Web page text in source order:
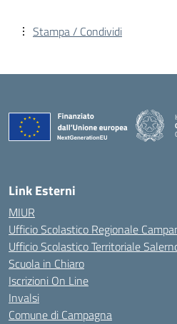
Stampa / Condividi
Link Esterni
MIUR
Ufficio Scolastico Regionale
Ufficio Scolastico Territoriale
Scuola in Chiaro
Iscrizioni On Line
Invalsi
Comune di Campagna